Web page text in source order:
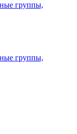
группы,
группы,